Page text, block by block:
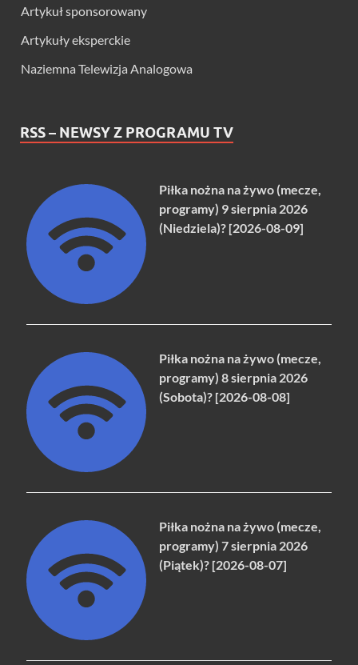
Artykuł sponsorowany
Artykuły eksperckie
Naziemna Telewizja Analogowa
RSS – NEWSY Z PROGRAMU TV
Piłka nożna na żywo (mecze,
programy) 9 sierpnia 2026
(Niedziela)? [2026-08-09]
Piłka nożna na żywo (mecze,
programy) 8 sierpnia 2026
(Sobota)? [2026-08-08]
Piłka nożna na żywo (mecze,
programy) 7 sierpnia 2026
(Piątek)? [2026-08-07]